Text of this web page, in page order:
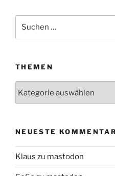
Suchen
THEMEN
NEUESTE
Klaus zu mastodon